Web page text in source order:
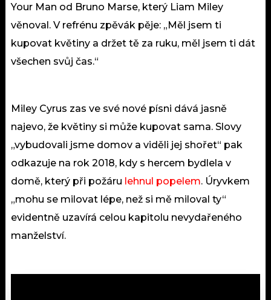
Your Man od Bruno Marse, který Liam Miley
věnoval. V refrénu zpěvák pěje: „Měl jsem ti
kupovat květiny a držet tě za ruku, měl jsem ti dát
všechen svůj čas.“
Miley Cyrus zas ve své nové písni dává jasně
najevo, že květiny si může kupovat sama. Slovy
„vybudovali jsme domov a viděli jej shořet“ pak
odkazuje na rok 2018, kdy s hercem bydlela v
domě, který při požáru lehnul popelem. Úryvkem
„mohu se milovat lépe, než si mě miloval ty“
evidentně uzavírá celou kapitolu nevydařeného
manželství.